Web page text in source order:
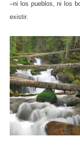
–ni los pueblos, ni los
existir.